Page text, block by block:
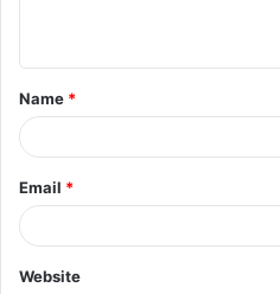
t
*
Name *
Email *
Website